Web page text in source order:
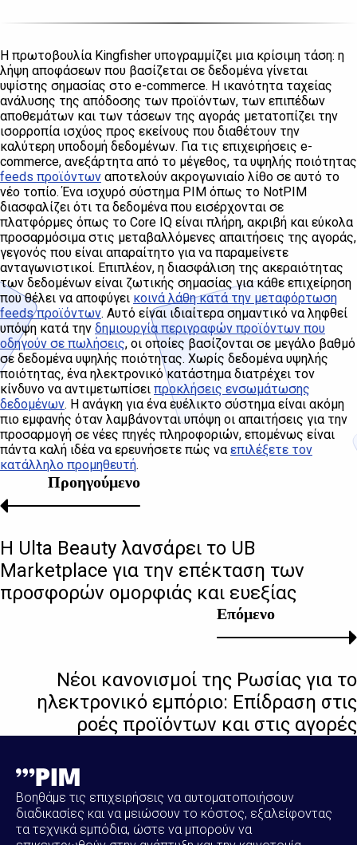
Η πρωτοβουλία Kingfisher υπογραμμίζει μια κρίσιμη τάση: η
λήψη αποφάσεων που βασίζεται σε δεδομένα γίνεται
υψίστης σημασίας στο e-commerce. Η ικανότητα ταχείας
ανάλυσης της απόδοσης των προϊόντων, των επιπέδων
αποθεμάτων και των τάσεων της αγοράς μετατοπίζει την
ισορροπία ισχύος προς εκείνους που διαθέτουν την
καλύτερη υποδομή δεδομένων. Για τις επιχειρήσεις e-
commerce, ανεξάρτητα από το μέγεθος, τα υψηλής ποιότητας
feeds προϊόντων αποτελούν ακρογωνιαίο λίθο σε αυτό το
νέο τοπίο. Ένα ισχυρό σύστημα PIM όπως το NotPIM
διασφαλίζει ότι τα δεδομένα που εισέρχονται σε
πλατφόρμες όπως το Core IQ είναι πλήρη, ακριβή και εύκολα
προσαρμόσιμα στις μεταβαλλόμενες απαιτήσεις της αγοράς,
γεγονός που είναι απαραίτητο για να παραμείνετε
ανταγωνιστικοί. Επιπλέον, η διασφάλιση της ακεραιότητας
των δεδομένων είναι ζωτικής σημασίας για κάθε επιχείρηση
που θέλει να αποφύγει κοινά λάθη κατά την μεταφόρτωση
feeds προϊόντων. Αυτό είναι ιδιαίτερα σημαντικό να ληφθεί
υπόψη κατά την δημιουργία περιγραφών προϊόντων που
οδηγούν σε πωλήσεις, οι οποίες βασίζονται σε μεγάλο βαθμό
σε δεδομένα υψηλής ποιότητας. Χωρίς δεδομένα υψηλής
ποιότητας, ένα ηλεκτρονικό κατάστημα διατρέχει τον
κίνδυνο να αντιμετωπίσει προκλήσεις ενσωμάτωσης
δεδομένων. Η ανάγκη για ένα ευέλικτο σύστημα είναι ακόμη
πιο εμφανής όταν λαμβάνονται υπόψη οι απαιτήσεις για την
προσαρμογή σε νέες πηγές πληροφοριών, επομένως είναι
πάντα καλή ιδέα να ερευνήσετε πώς ναεπιλέξετε τον
κατάλληλο προμηθευτή.
Επόμενο
Νέοι κανονισμοί της Ρωσίας για το
ηλεκτρονικό εμπόριο: Επίδραση στις
ροές προϊόντων και στις αγορές
Προηγούμενο
Η Ulta Beauty λανσάρει το UB
Marketplace για την επέκταση των
προσφορών ομορφιάς και ευεξίας
Βοηθάμε τις επιχειρήσεις να αυτοματοποιήσουν
διαδικασίες και να μειώσουν το κόστος, εξαλείφοντας
τα τεχνικά εμπόδια, ώστε να μπορούν να